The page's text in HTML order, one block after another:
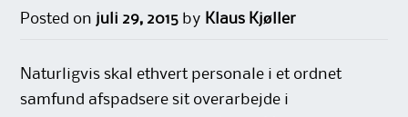
Posted on juli 29, 2015 by Klaus Kjøller
Naturligvis skal ethvert personale i et ordnet
samfund afspadsere sit overarbejde i